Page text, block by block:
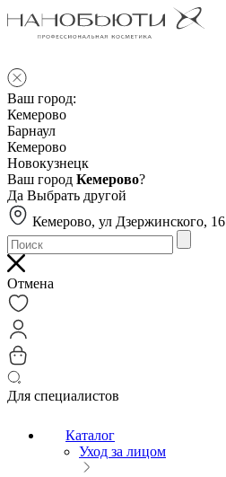
Ваш город:
Кемерово
Барнаул
Кемерово
Новокузнецк
Ваш город Кемерово?
Да Выбрать другой
Кемерово, ул Дзержинского, 16
Отмена
Для специалистов
Каталог
Уход за лицом